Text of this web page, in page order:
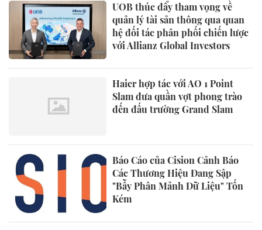
UOB thúc đẩy tham vọng về
quản lý tài sản thông qua quan
hệ đối tác phân phối chiến lược
với Allianz Global Investors
Haier hợp tác với AO 1 Point
Slam đưa quần vợt phong trào
đến đấu trường Grand Slam
Báo Cáo của Cision Cảnh Báo
Các Thương Hiệu Đang Sập
"Bẫy Phân Mảnh Dữ Liệu" Tốn
Kém